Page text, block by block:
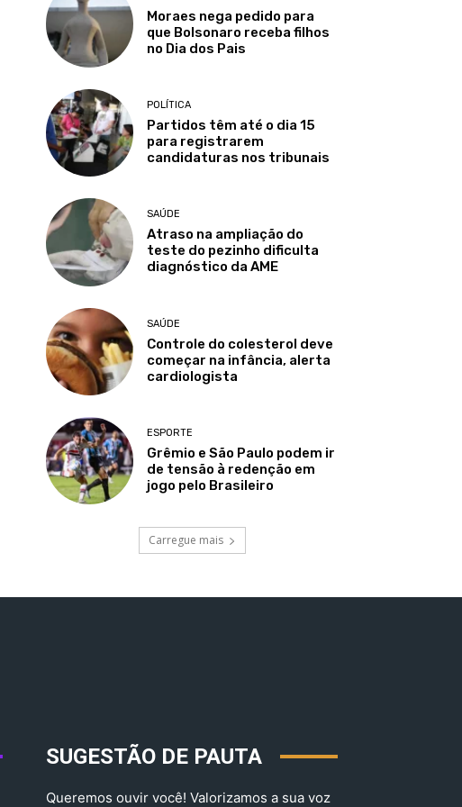
Moraes nega pedido para
que Bolsonaro receba filhos
no Dia dos Pais
POLÍTICA
Partidos têm até o dia 15
para registrarem
candidaturas nos tribunais
SAÚDE
Atraso na ampliação do
teste do pezinho dificulta
diagnóstico da AME
SAÚDE
Controle do colesterol deve
começar na infância, alerta
cardiologista
ESPORTE
Grêmio e São Paulo podem ir
de tensão à redenção em
jogo pelo Brasileiro
Carregue mais
SUGESTÃO DE PAUTA
Queremos ouvir você! Valorizamos a sua voz